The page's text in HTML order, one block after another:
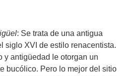
: Se trata de una antigua
siglo XVI de estilo renacentista.
y antigüedad le otorgan un
bucólico. Pero lo mejor del sitio